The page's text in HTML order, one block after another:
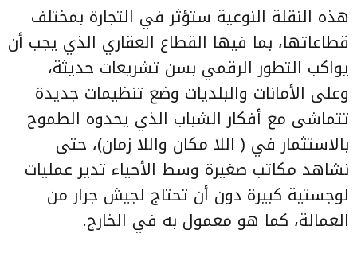
هذه النقلة النوعية ستؤثر في التجارة بمختلف
قطاعاتها، بما فيها القطاع العقاري الذي يجب أن
يواكب التطور الرقمي بسن تشريعات حديثة،
وعلى الأمانات والبلديات وضع تنظيمات جديدة
تتماشى مع أفكار الشباب الذي يحدوه الطموح
بالاستثمار في ( اللا مكان واللا زمان)، حتى
نشاهد مكاتب صغيرة وسط الأحياء تدير عمليات
لوجستية كبيرة دون أن تحتاج لجيش جرار من
العمالة، كما هو معمول به في الخارج.